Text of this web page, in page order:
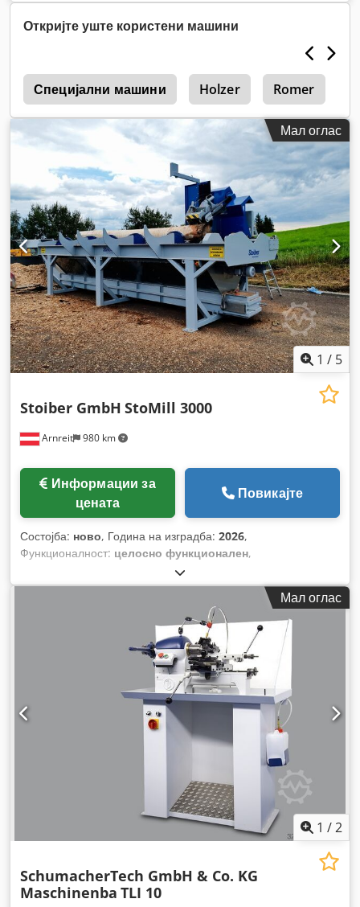
Откријте уште користени машини
Специјални машини Holzer Romer
Мал оглас
1 / 5
Arnreit 980 km
Stoiber GmbH StoMill 3000
цената
Повикајте
Состојба: ново, Година на изградба: 2026,
Функционалност: целосно функционален,
Мал оглас
1 /2
SchumacherTech GmbH & Co. KG
Maschinenba TLI 10